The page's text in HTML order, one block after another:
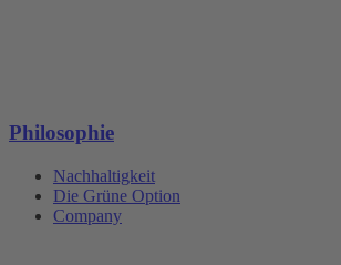
Philosophie
Nachhaltigkeit
Die Grüne Option
Company